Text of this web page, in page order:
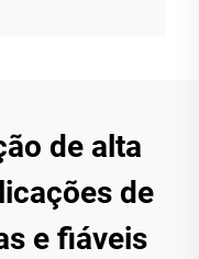
de alta
de
e fiáveis